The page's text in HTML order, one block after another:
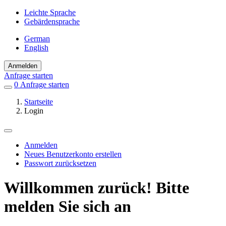
Leichte Sprache
Gebärdensprache
German
English
Anmelden
Anfrage starten
0 Einträge
Favoriten
Anfrage starten
Startseite
Login
Primäre
Reiter
Anmelden
Neues Benutzerkonto erstellen
Passwort zurücksetzen
Willkommen zurück! Bitte
melden Sie sich an